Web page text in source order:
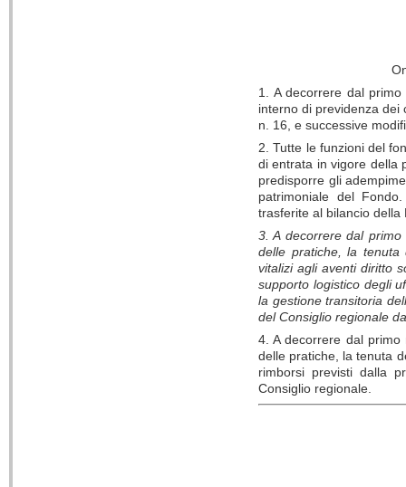
1. A decorrere dal
interno di previdenza dei
n. 16, e successive
2. Tutte le funzioni del
di entrata in vigore della
predisporre gli
patrimoniale del
trasferite al bilancio della
3. A decorrere dal
delle pratiche, la tenuta
vitalizi agli aventi diritto
supporto logistico degli
la gestione transitoria
del Consiglio regionale
4. A decorrere dal
delle pratiche, la tenuta
rimborsi previsti dalla
Consiglio regionale.